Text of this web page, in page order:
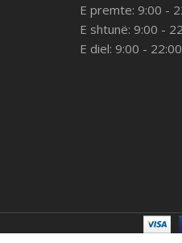
E premte: 9:00 -
E shtunë: 9:00 -
E diel: 9:00 - 22:00